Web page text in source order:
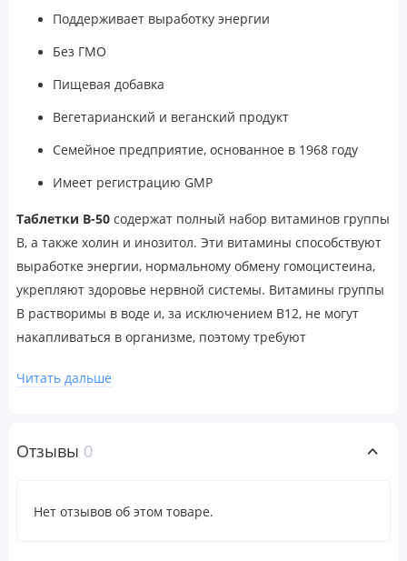
Поддерживает выработку энергии
Без ГМО
Пищевая добавка
Вегетарианский и веганский продукт
Семейное предприятие, основанное в 1968 году
Имеет регистрацию GMP
Таблетки B-50 содержат полный набор витаминов группы
B, а также холин и инозитол. Эти витамины способствуют
выработке энергии, нормальному обмену гомоцистеина,
укрепляют здоровье нервной системы. Витамины группы
B растворимы в воде и, за исключением B12, не могут
накапливаться в организме, поэтому требуют
печени. Почти все источники этого витамина —
важное значение для вегетарианцев.
Принимать по 1 таблетке в день во время еды.
Читать дальше
Отзывы 0
Нет отзывов об этом товаре.